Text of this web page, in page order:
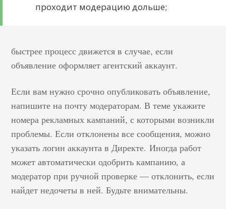
проходит модерацию дольше;
быстрее процесс движется в случае, если
объявление оформляет агентский аккаунт.
Если вам нужно срочно опубликовать объявление,
напишите на почту модераторам. В теме укажите
номера рекламных кампаний, с которыми возникли
проблемы. Если отклонены все сообщения, можно
указать логин аккаунта в Директе.Иногда работ
может автоматически одобрить кампанию, а
модератор при ручной проверке — отклонить, если
найдет недочеты в ней. Будьте внимательны.